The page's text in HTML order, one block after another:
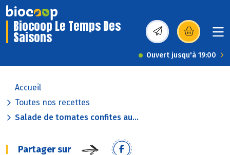
Biocoop Le Temps Des
Saisons (s’ouvre dans une
Ouvert jusqu'à 19:00
Accueil
Toutes nos recettes
Salade de tomates confites au...
Partager sur